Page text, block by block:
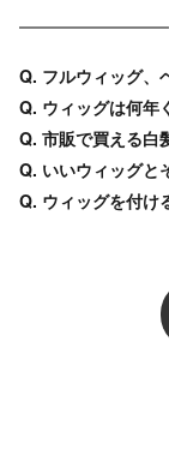
Q. フルウィッグ、
Q. ウィッグは何年
Q. 市販で買える白
Q. いいウィッグと
Q. ウィッグを付け